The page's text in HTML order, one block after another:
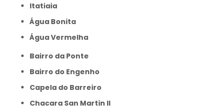
itatiaia
Água Bonita
Água Vermelha
Bairro da Ponte
Bairro do Engenho
Capela do Barreiro
Chacara San Martin II